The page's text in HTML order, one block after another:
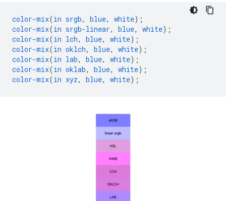
color-mix(in srgb, blue, white);
color-mix(in srgb-linear, blue, white);
color-mix(in lch, blue, white);
color-mix(in oklch, blue, white);
color-mix(in lab, blue, white);
color-mix(in oklab, blue, white);
color-mix(in xyz, blue, white);